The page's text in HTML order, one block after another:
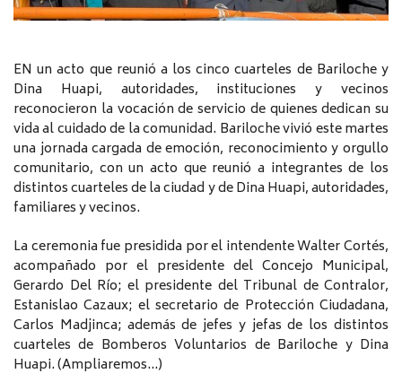
EN un acto que reunió a los cinco cuarteles de Bariloche y
Dina Huapi, autoridades, instituciones y vecinos
reconocieron la vocación de servicio de quienes dedican su
vida al cuidado de la comunidad. Bariloche vivió este martes
una jornada cargada de emoción, reconocimiento y orgullo
comunitario, con un acto que reunió a integrantes de los
distintos cuarteles de la ciudad y de Dina Huapi, autoridades,
familiares y vecinos.
La ceremonia fue presidida por el intendente Walter Cortés,
acompañado por el presidente del Concejo Municipal,
Gerardo Del Río; el presidente del Tribunal de Contralor,
Estanislao Cazaux; el secretario de Protección Ciudadana,
Carlos Madjinca; además de jefes y jefas de los distintos
cuarteles de Bomberos Voluntarios de Bariloche y Dina
Huapi. (Ampliaremos…)